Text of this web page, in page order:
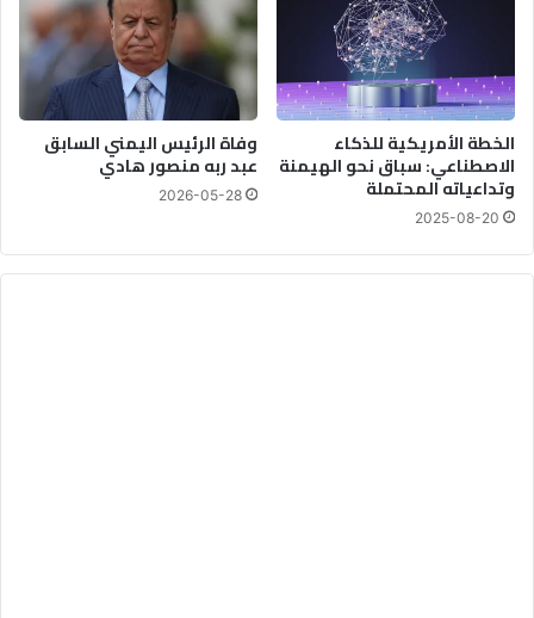
الخطة الأمريكية للذكاء
الاصطناعي: سباق نحو الهيمنة
وتداعياته المحتملة
2025-08-20
وفاة الرئيس اليمني السابق
عبد ربه منصور هادي
2026-05-28